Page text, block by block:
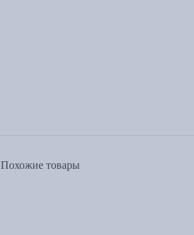
Похожие товары